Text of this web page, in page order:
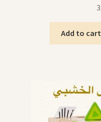
Add to cart